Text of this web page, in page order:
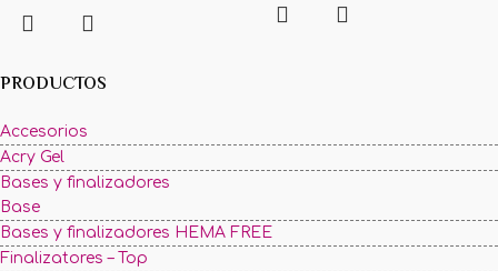
PRODUCTOS
Accesorios
Acry Gel
Bases y finalizadores
Base
Bases y finalizadores HEMA FREE
Finalizatores – Top